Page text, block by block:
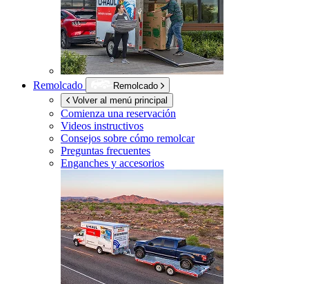
Remolcado
Remolcado
Volver al menú principal
Comienza una reservación
Videos instructivos
Consejos sobre cómo remolcar
Preguntas frecuentes
Enganches y accesorios